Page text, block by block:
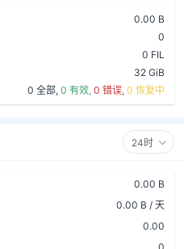
0.00 B
0
0 FIL
32 GiB
0 全部, 0 有效, 0 错误, 0 恢复中
24时
0.00 B
0.00 B / 天
0.00